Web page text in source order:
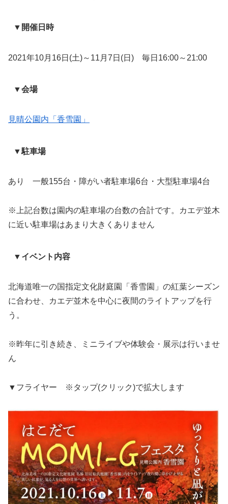
▼開催日時
2021年10月16日(土)～11月7日(日) 毎日16:00～21:00
▼会場
見晴公園内「香雪園」
▼駐車場
あり 一般155台・障がい者駐車場6台・大型駐車場4台
※上記台数は園内の駐車場の台数の合計です。カエデ並木
に近い駐車場はあまり大きくありません
▼イベント内容
北海道唯一の国指定文化財庭園「香雪園」の紅葉シーズン
に合わせ、カエデ並木を中心に夜間のライトアップを行
う。
※昨年に引き続き、ミニライブや体験会・展示は行いませ
ん
▼フライヤー ※タップ(クリック)で拡大します